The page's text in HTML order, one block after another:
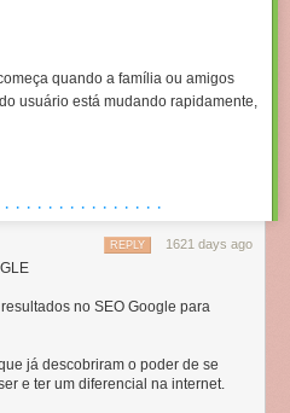
quando a família ou amigos
usuário está mudando rapidamente,
diferente do indivíduo, alguns terão
, outros mais biológica e outros mais
diferentes tipos de tratamentos
patologia
multiprofissional e interdisciplinar é
· · · · · · · · · · · · · ·
1621 days ago
REPLY
no SEO Google para
já descobriram o poder de se
e ter um diferencial na internet.